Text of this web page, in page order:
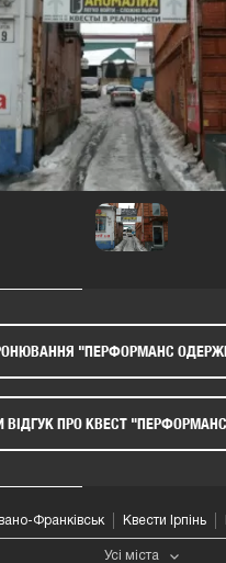
"ПЕРФОРМАНС
ПРО КВЕСТ
Франківськ Квести Ірпінь